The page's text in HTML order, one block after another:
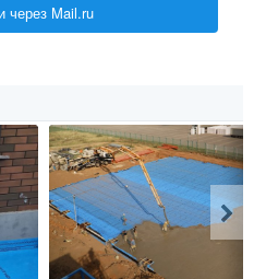
через Mail.ru